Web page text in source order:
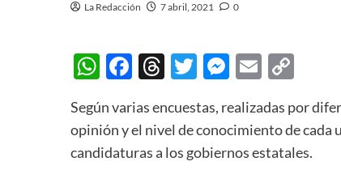
La Redacción 7 abril, 2021 0
WhatsApp
Facebook
Threads
Twitter
Messenger
Email
Según varias encuestas, realizadas por
opinión y el nivel de conocimiento de cada
candidaturas a los gobiernos estatales.